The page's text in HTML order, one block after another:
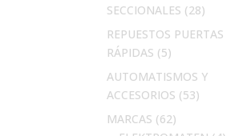
SECCIONALES 2828
productos
REPUESTOS PUERTAS
RÁPIDAS 55
productos
AUTOMATISMOS Y
ACCESORIOS 5353
MARCAS 6262